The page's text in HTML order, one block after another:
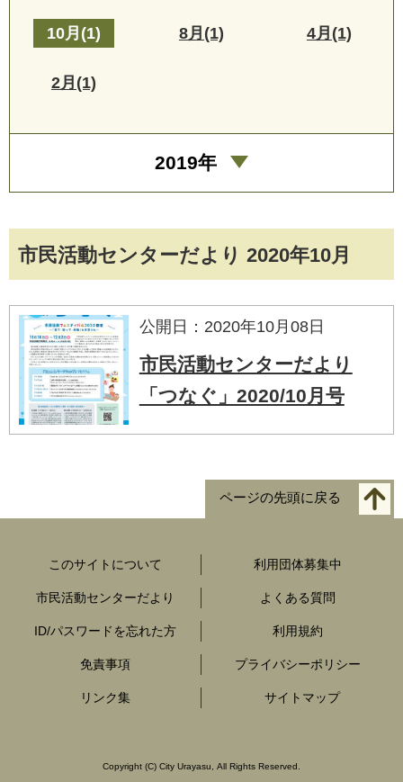
市民活動センターだより 2020年10月
公開日：2020年10月08日
市民活動センターだより
「つなぐ」2020/10月号
10月(1) 8月(1) 4月(1)
2月(1)
2019年
ページの先頭に戻る
このサイトについて 利用団体募集中
市民活動センターだより よくある質問
ID/パスワードを忘れた方 利用規約
免責事項 プライバシーポリシー
リンク集 サイトマップ
Copyright (C) City Urayasu All Rights Reserved.